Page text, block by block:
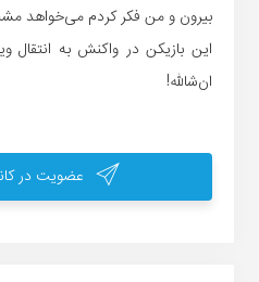
بیرون و من فکر کردم می‌خواهد
این بازیکن در واکنش به
ان‌شالله!
عضویت در